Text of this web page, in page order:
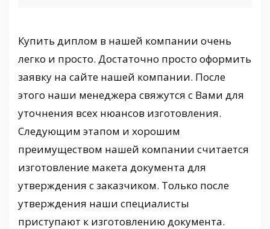
Купить диплом в нашей компании очень
легко и просто. Достаточно просто оформить
заявку на сайте нашей компании. После
этого наши менеджера свяжутся с Вами для
уточнения всех нюансов изготовления.
Следующим этапом и хорошим
преимуществом нашей компании считается
изготовление макета документа для
утверждения с заказчиком. Только после
утверждения наши специалисты
приступают к изготовлению документа.